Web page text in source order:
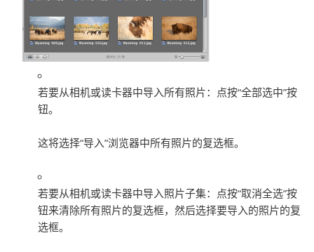
若要从相机或读卡器中导入所有照片： 点按“全部选中”按
钮。
这将选择“导入”浏览器中所有照片的复选框。
若要从相机或读卡器中导入照片子集： 点按“取消全选”按
钮来清除所有照片的复选框，然后选择要导入的照片的复
选框。